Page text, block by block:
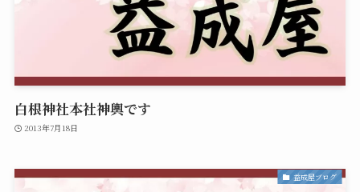
白根神社本社神輿です
2013年7月18日
益成屋ブログ